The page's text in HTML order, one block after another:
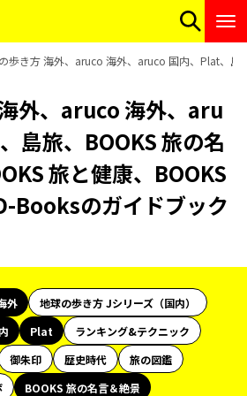
歩き方 海外、aruco 海外、aruco 国内、Plat、島
外、aruco 海外、aru
島旅、BOOKS 旅の名
旅と健康、BOOKS
Booksのガイドブック
外
地球の歩き方 Jシリーズ（国内）
Plat
ランキング&テクニック
御朱印 歴史時代
旅の図鑑
BOOKS 旅の名言＆絶景